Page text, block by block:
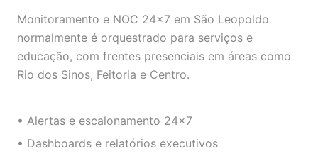
Monitoramento e NOC 24×7 em São Leopoldo
normalmente é orquestrado para serviços e
educação, com frentes presenciais em áreas como
Rio dos Sinos, Feitoria e Centro.
• Alertas e escalonamento 24×7
• Dashboards e relatórios executivos